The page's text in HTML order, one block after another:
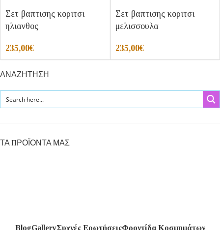
Σετ βαπτισης κοριτσι
ηλιανθος
235,00€
Σετ βαπτισης κοριτσι
μελισσουλα
235,00€
ΑΝΑΖΗΤΗΣΗ
ΤΑ ΠΡΟΪΟΝΤΑ ΜΑΣ
BlogGalleryΣυχνές ΕρωτήσειςΦροντίδα Κοσμημάτων